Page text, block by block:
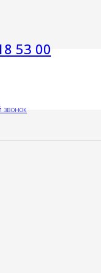
53 00
звонок